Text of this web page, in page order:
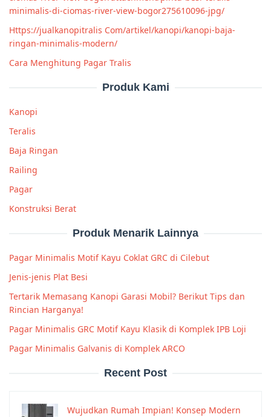
minimalis-di-ciomas-river-view-bogor275610096-jpg/
Https://jualkanopitralis Com/artikel/kanopi/kanopi-baja-
ringan-minimalis-modern/
Cara Menghitung Pagar Tralis
Produk Kami
Kanopi
Teralis
Baja Ringan
Railing
Pagar
Konstruksi Berat
Produk Menarik Lainnya
Pagar Minimalis Motif Kayu Coklat GRC di Cilebut
Jenis-jenis Plat Besi
Tertarik Memasang Kanopi Garasi Mobil? Berikut Tips dan
Rincian Harganya!
Pagar Minimalis GRC Motif Kayu Klasik di Komplek IPB Loji
Pagar Minimalis Galvanis di Komplek ARCO
Recent Post
Wujudkan Rumah Impian! Konsep Modern